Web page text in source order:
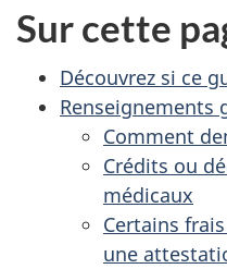
Sur cette
Découvrez si ce
Renseignements
Comment
Crédits ou
médicaux
Certains
une